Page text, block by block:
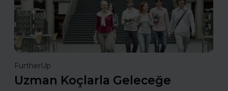
FurtherUp
Uzman Koçlarla Geleceğe